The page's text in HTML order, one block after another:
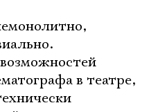
в театре,